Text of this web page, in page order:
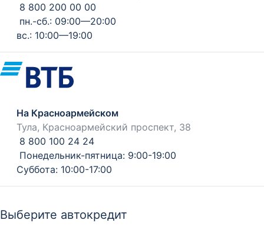
8 800 200 00 00
пн.-сб.: 09:00—20:00
вс.: 10:00—19:00
На Красноармейском
Тула, Красноармейский проспект, 38
8 800 100 24 24
Понедельник-пятница: 9:00-19:00
Суббота: 10:00-17:00
Выберите автокредит